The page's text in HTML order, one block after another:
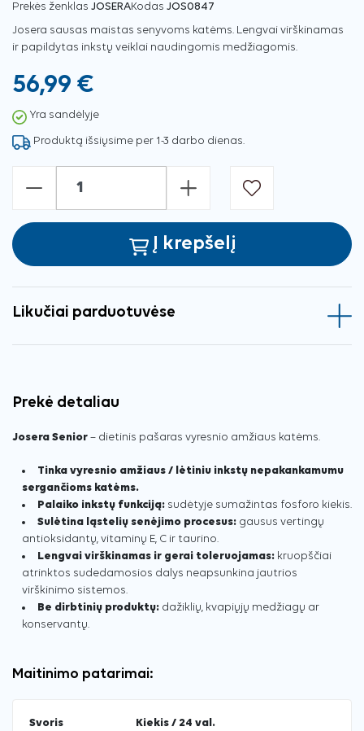
Prekės ženklas JOSERAKodas JOS0847
Josera sausas maistas senyvoms katėms. Lengvai virškinamas
ir papildytas inkstų veiklai naudingomis medžiagomis.
56,99 €
Yra sandėlyje
Produktą išsiųsime per 1-3 darbo dienas.
- +
Į krepšelį
Likučiai parduotuvėse
Prekė detaliau
Josera Senior – dietinis pašaras vyresnio amžiaus katėms.
Tinka vyresnio amžiaus / lėtiniu inkstų nepakankamumu
sergančioms katėms.
Palaiko inkstų funkciją: sudėtyje sumažintas fosforo kiekis.
Sulėtina ląstelių senėjimo procesus: gausus vertingų
antioksidantų, vitaminų E, C ir taurino.
Lengvai virškinamas ir gerai toleruojamas: kruopščiai
atrinktos sudedamosios dalys neapsunkina jautrios
virškinimo sistemos.
Be dirbtinių produktų: dažiklių, kvapiųjų medžiagų ar
konservantų.
Maitinimo patarimai:
Svoris Kiekis / 24 val.